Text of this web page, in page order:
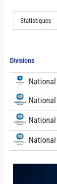
Divisions
National
Statistiques